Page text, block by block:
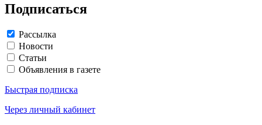
Подписаться
Рассылка
Новости
Статьи
Объявления в газете
Быстрая подписка
Через личный кабинет